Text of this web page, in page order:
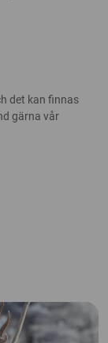
det kan finnas
gärna vår